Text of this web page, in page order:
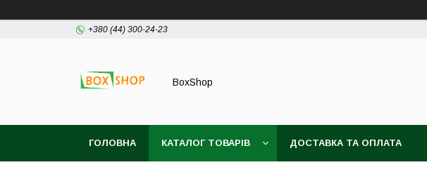
+380 (44) 300-24-23
BoxShop
ГОЛОВНА КАТАЛОГ ТОВАРІВ ДОСТАВКА ТА ОПЛАТА